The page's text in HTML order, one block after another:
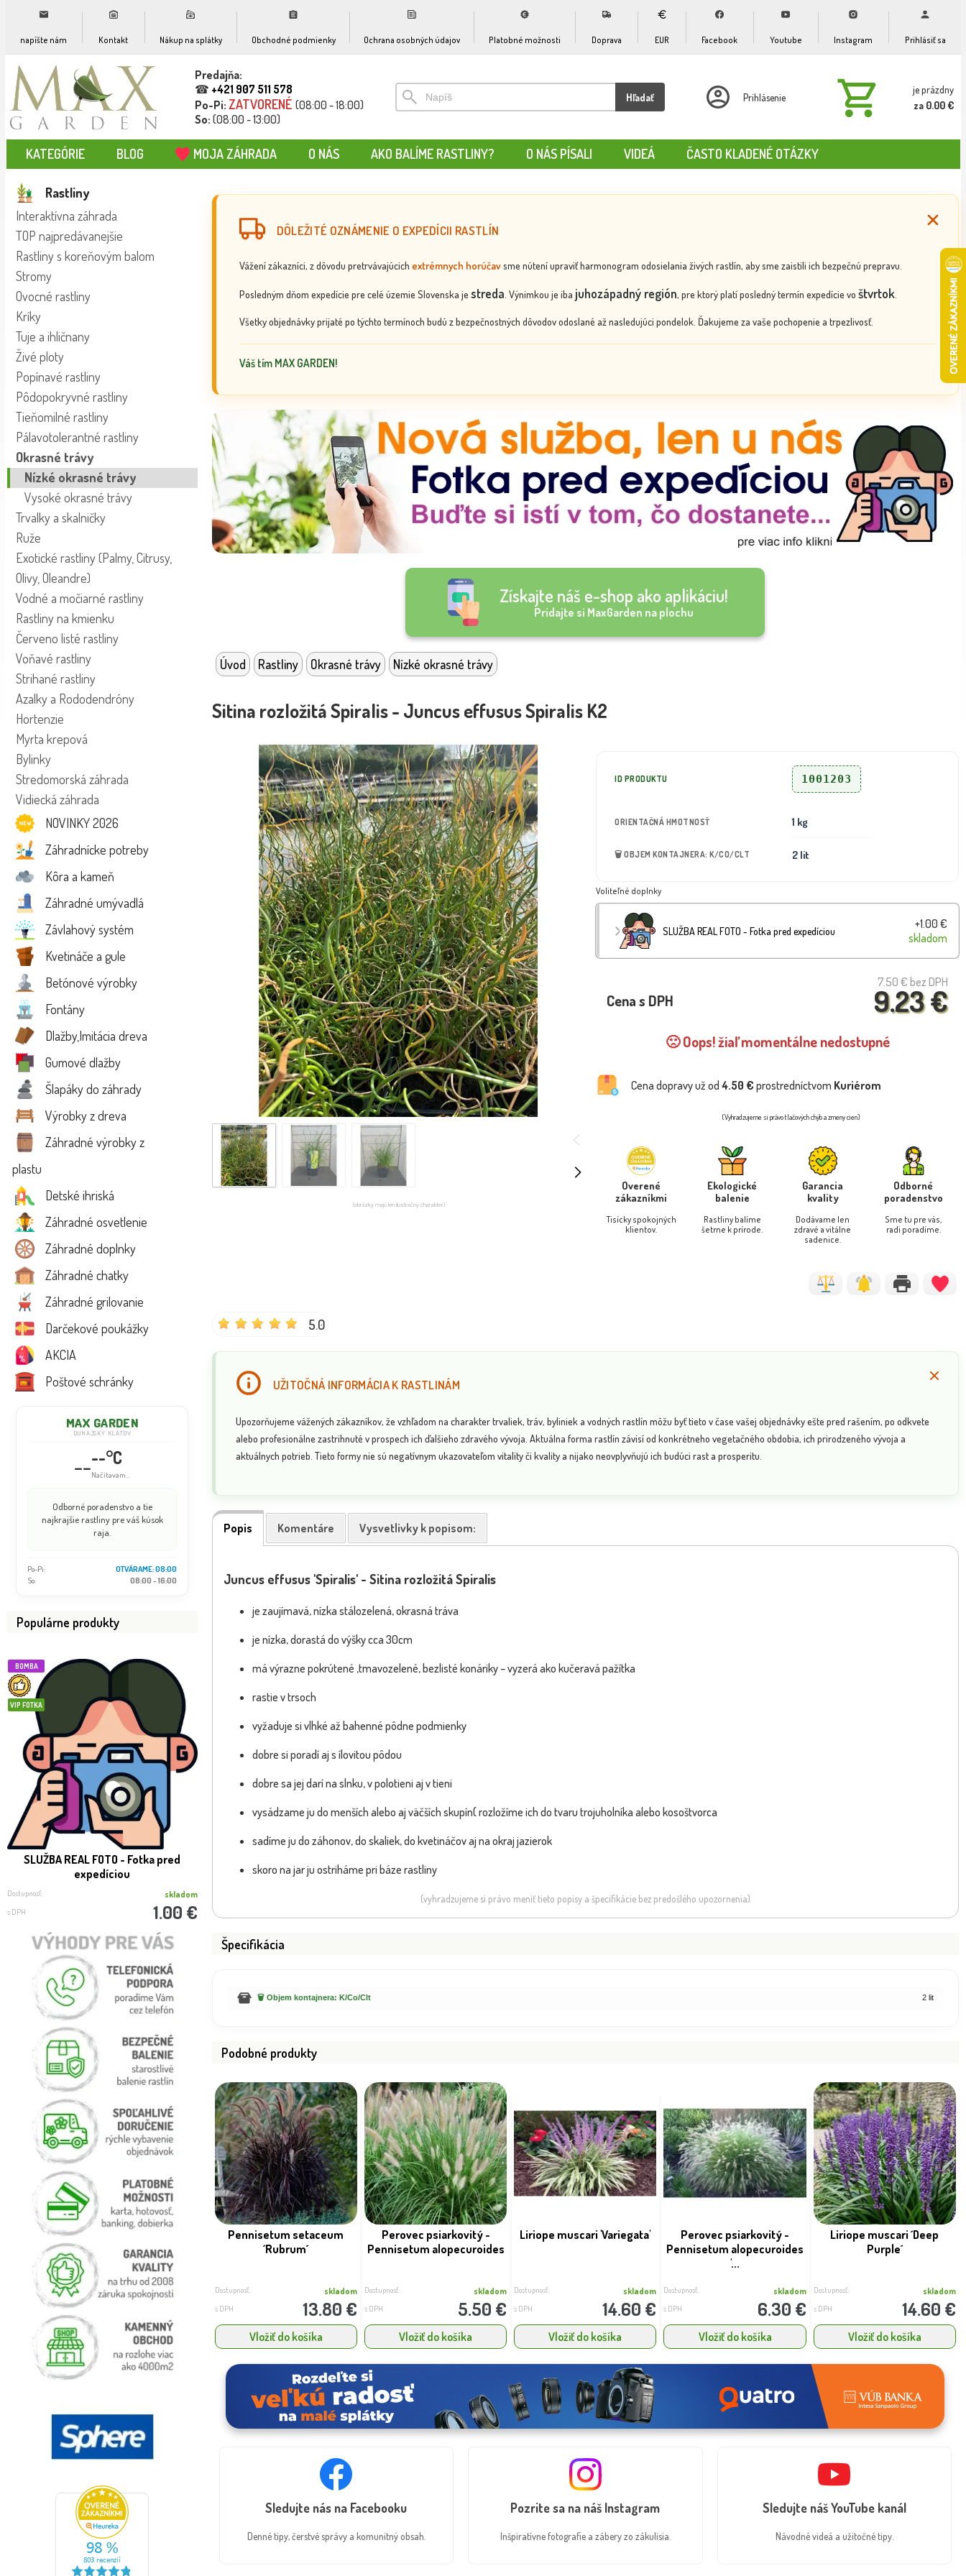
napíšte nám Kontakt Nákup na splátky Obchodné podmienky Ochrana osobných údajov Platobné možnosti Doprava EUR Facebook Youtube Instagram Prihlásiť sa
Predajňa:
☎ +421 907 511 578
Po-Pi: ZATVORENÉ (08:00 - 18:00)
So: (08:00 - 13:00)
Hľadať Prihlásenie
je prázdny
za 0.00 €
KATEGÓRIE BLOG MOJA ZÁHRADA O NÁS AKO BALÍME RASTLINY? O NÁS PÍSALI VIDEÁ ČASTO KLADENÉ OTÁZKY
Rastliny
Interaktívna záhrada
TOP najpredávanejšie
Rastliny s koreňovým balom
Stromy
Ovocné rastliny
Kríky
Tuje a ihličnany
Živé ploty
Popínavé rastliny
Pôdopokryvné rastliny
Tieňomilné rastliny
Pálavotolerantné rastliny
Okrasné trávy
Nízké okrasné trávy
Vysoké okrasné trávy
Trvalky a skalničky
Ruže
Exotické rastliny (Palmy, Citrusy,
Olivy, Oleandre)
Vodné a močiarné rastliny
Rastliny na kmienku
Červeno listé rastliny
Voňavé rastliny
Strihané rastliny
Azalky a Rododendróny
Hortenzie
Myrta krepová
Bylinky
Stredomorská záhrada
Vidiecká záhrada
NOVINKY 2026
Záhradnícke potreby
Kôra a kameň
Záhradné umývadlá
Závlahový systém
Kvetináče a gule
Betónové výrobky
Fontány
Dlažby,Imitácia dreva
Gumové dlažby
Šlapáky do záhrady
Výrobky z dreva
Záhradné výrobky z
plastu
Detské ihriská
Záhradné osvetlenie
Záhradné doplnky
Záhradné chatky
Záhradné grilovanie
Darčekové poukážky
AKCIA
Poštové schránky
MAX GARDEN
DUNAJSKÝ KLÁTOV
----°C
Načítavam...
Odborné poradenstvo a tie
najkrajšie rastliny pre váš kúsok
raja.
Po-Pi:
OTVÁRAME: 08:00
So:
08:00 - 16:00
Populárne produkty
BOMBA
VIP FOTKA
SLUŽBA REAL FOTO - Fotka pred
expedíciou
Dostupnosť: skladom
s DPH 1.00 €
oshimensis 'Magic Gree...
s DPH 4.80 €
DÔLEŽITÉ OZNÁMENIE O EXPEDÍCII RASTLÍN
Vážení zákazníci, z dôvodu pretrvávajúcich extrémnych horúčavsme nútení upraviť harmonogram odosielania živých rastlín, aby sme zaistili ich bezpečnú prepravu.
Posledným dňom expedície pre celé územie Slovenska je streda . Výnimkou je iba juhozápadný región, pre ktorý platí posledný termín expedície vo štvrtok.
Všetky objednávky prijaté po týchto termínoch budú z bezpečnostných dôvodov odoslané až nasledujúci pondelok. Ďakujeme za vaše pochopenie a trpezlivosť.
Váš tím MAX GARDEN!
Získajte náš e-shop ako aplikáciu!
Pridajte si MaxGarden na plochu
Úvod Rastliny Okrasné trávy Nízké okrasné trávy
Sitina rozložitá Spiralis - Juncus effusus Spiralis K2
(obrázky majú len ilustračný charakter)
ID PRODUKTU 1001203
ORIENTAČNÁ HMOTNOSŤ 1 kg
🗑️ OBJEM KONTAJNERA: K/CO/CLT 2 lit
Voliteľné doplnky
SLUŽBA REAL FOTO - Fotka pred expedíciou
+1.00 €
skladom
7.50 € bez DPH
9.23 €
Cena s DPH
🙁 Oops! žiaľ momentálne nedostupné
Cena dopravy už od4.50 € prostredníctvom Kuriérom
(Vyhradzujeme si právo tlačových chýb a zmeny cien)
Overené
zákazníkmi
Tisícky spokojných
klientov.
Ekologické
balenie
Rastliny balíme
šetrne k prírode.
Garancia
kvality
Dodávame len
zdravé a vitálne
sadenice.
Odborné
poradenstvo
Sme tu pre vás,
radi poradíme.
5.0
UŽITOČNÁ INFORMÁCIA K RASTLINÁM
Upozorňujeme vážených zákazníkov, že vzhľadom na charakter trvaliek, tráv, byliniek a vodných rastlín môžu byť tieto v čase vašej objednávky ešte pred rašením, po odkvete
alebo profesionálne zastrihnuté v prospech ich ďalšieho zdravého vývoja. Aktuálna forma rastlín závisí od konkrétneho vegetačného obdobia, ich prirodzeného vývoja a
aktuálnych potrieb. Tieto formy nie sú negatívnym ukazovateľom vitality či kvality a nijako neovplyvňujú ich budúci rast a prosperitu.
Popis Komentáre Vysvetlivky k popisom:
Juncus effusus 'Spiralis' - Sitina rozložitá Spiralis
je zaujímavá, nízka stálozelená, okrasná tráva
je nízka, dorastá do výšky cca 30cm
má výrazne pokrútené ,tmavozelené, bezlisté konáriky – vyzerá ako kučeravá pažítka
rastie v trsoch
vyžaduje si vlhké až bahenné pôdne podmienky
dobre si poradí aj s ílovitou pôdou
dobre sa jej darí na slnku, v polotieni aj v tieni
vysádzame ju do menších alebo aj väčších skupín( rozložíme ich do tvaru trojuholníka alebo kosoštvorca
sadíme ju do záhonov, do skaliek, do kvetináčov aj na okraj jazierok
skoro na jar ju ostriháme pri báze rastliny
(vyhradzujeme si právo meniť tieto popisy a špecifikácie bez predošlého upozornenia)
Špecifikácia
🗑️ Objem kontajnera: K/Co/Clt 2 lit
Podobné produkty
Pennisetum setaceum
´Rubrum´
Dostupnosť: skladom
s DPH 13.80 €
Vložiť do košíka
Perovec psiarkovitý -
Pennisetum alopecuroides
Dostupnosť: skladom
s DPH 5.50 €
Vložiť do košíka
Liriope muscari 'Variegata'
Dostupnosť: skladom
s DPH 14.60 €
Vložiť do košíka
Perovec psiarkovitý -
Pennisetum alopecuroides
'...
Dostupnosť: skladom
s DPH 6.30 €
Vložiť do košíka
Liriope muscari ´Deep
Purple´
Dostupnosť: skladom
s DPH 14.60 €
Vložiť do košíka
Sledujte nás na Facebooku
Denné tipy, čerstvé správy a komunitný obsah.
Pozrite sa na náš Instagram
Inšpiratívne fotografie a zábery zo zákulisia.
Sledujte náš YouTube kanál
Návodné videá a užitočné tipy.